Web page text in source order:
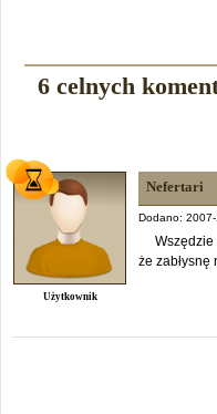
6 celnych
Użytkownik
Nefertari
Dodano:
Wszędzie
że zabłysnę